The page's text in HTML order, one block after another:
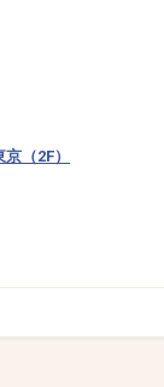
（2F）